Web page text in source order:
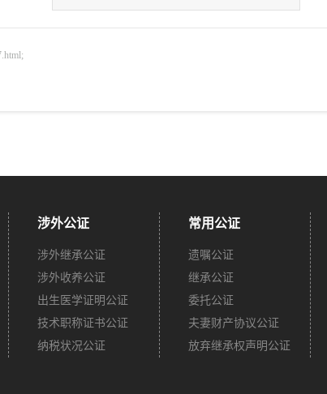
涉外公证
涉外继承公证
涉外收养公证
出生医学证明公证
技术职称证书公证
纳税状况公证
常用公证
遗嘱公证
继承公证
委托公证
夫妻财产协议公证
放弃继承权声明公证